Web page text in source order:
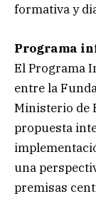
formativa y
Programa
El Programa
entre la
Ministerio de
propuesta
una
premisas